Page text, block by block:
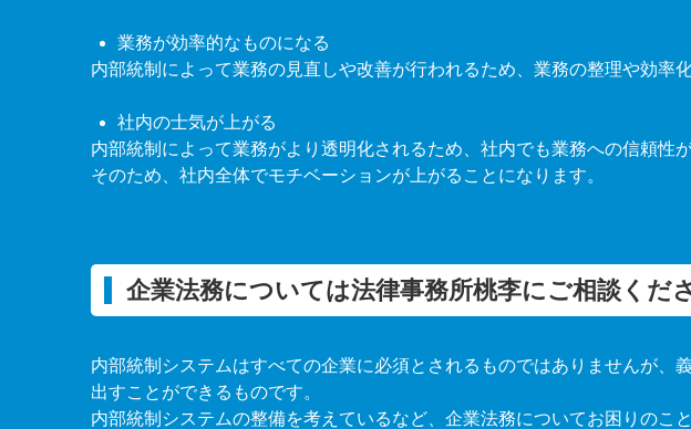
業務が効率的なものになる
内部統制によって業務の見直しや改善が行われるため、業務の整理や効率
社内の士気が上がる
内部統制によって業務がより透明化されるため、社内でも業務への信頼性
そのため、社内全体でモチベーションが上がることになります。
企業法務については法律事務所桃李にご相談くだ
内部統制システムはすべての企業に必須とされるものではありませんが
出すことができるものです。
内部統制システムの整備を考えているなど、企業法務についてお困りのこ